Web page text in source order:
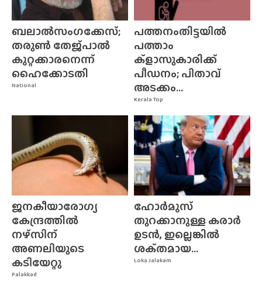
National
ബലാൽസംഗക്കേസ്;
തരുൺ തേജ്‌പാൽ
കുറ്റക്കാരനെന്ന്
ഹൈക്കോടതി
Kerala Top
പത്തനംതിട്ടയിൽ
പത്താം
ക്ളാസുകാരിക്ക്
പീഡനം; പിതാവ്
അടക്കം...
Palakkad
ജനകീയാരോഗ്യ
കേന്ദ്രത്തിൽ
നഴ്‌സിന്‌
അണലിയുടെ
കടിയേറ്റു
Loka Jalakam
ഹോർമുസ്
തുറക്കാനുള്ള കരാർ
ഉടൻ, ഇല്ലെങ്കിൽ
ശക്‌തമായ...